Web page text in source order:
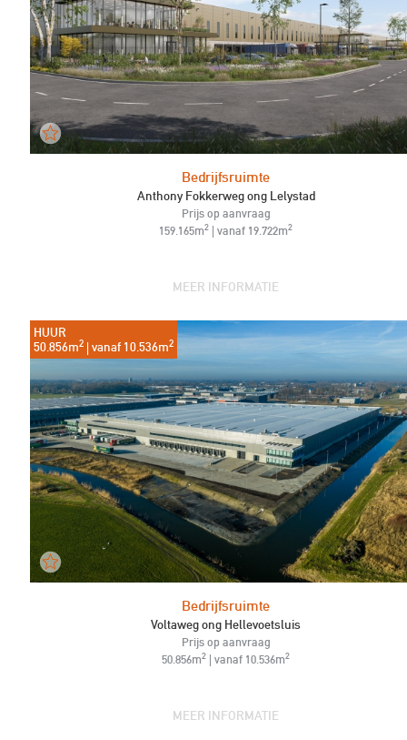
Bedrijfsruimte
Anthony Fokkerweg ong Lelystad
Prijs op aanvraag
159.165m2 | vanaf 19.722m2
MEER INFORMATIE
HUUR
50.856m2 | vanaf 10.536m2
Bedrijfsruimte
Voltaweg ong Hellevoetsluis
Prijs op aanvraag
50.856m2 | vanaf 10.536m2
MEER INFORMATIE